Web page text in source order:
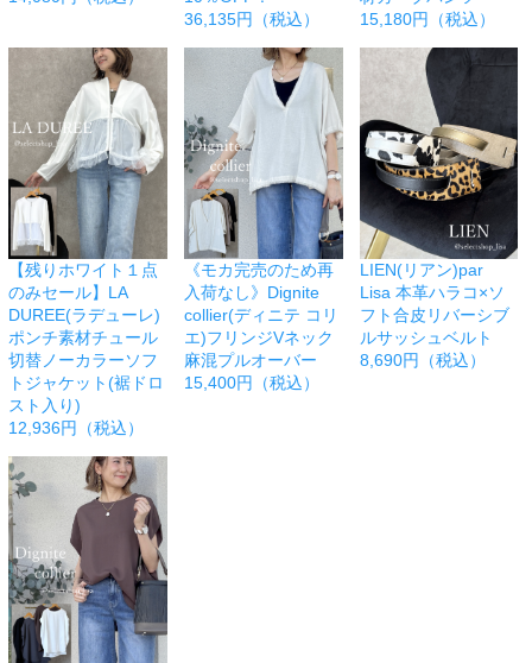
36,135円（税込）
15,180円（税込）
【残りホワイト１点
のみセール】LA
DUREE(ラデューレ)
ポンチ素材チュール
切替ノーカラーソフ
トジャケット(裾ドロ
スト入り)
12,936円（税込）
《モカ完売のため再
入荷なし》Dignite
collier(ディニテ コリ
エ)フリンジVネック
麻混プルオーバー
15,400円（税込）
LIEN(リアン)par
Lisa 本革ハラコ×ソ
フト合皮リバーシブ
ルサッシュベルト
8,690円（税込）